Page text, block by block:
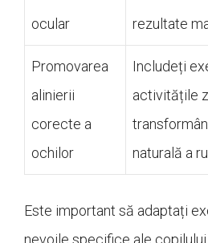
ocular
rezultate
Promovarea
alinierii
corecte a
ochilor
Includeți
activitățile
naturală a
Este important să adaptați
nevoile specifice ale